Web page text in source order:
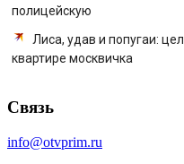
полицейскую
Лиса, удав и попугаи:
квартире москвичка
Связь
info@otvprim.ru